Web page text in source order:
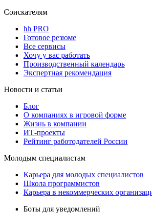
Соискателям
hh PRO
Готовое резюме
Все сервисы
Хочу у вас работать
Производственный календарь
Экспертная рекомендация
Новости и статьи
Блог
О компаниях в игровой форме
Жизнь в компании
ИТ-проекты
Рейтинг работодателей России
Молодым специалистам
Карьера для молодых специалистов
Школа программистов
Карьера в некоммерческих
Боты для уведомлений